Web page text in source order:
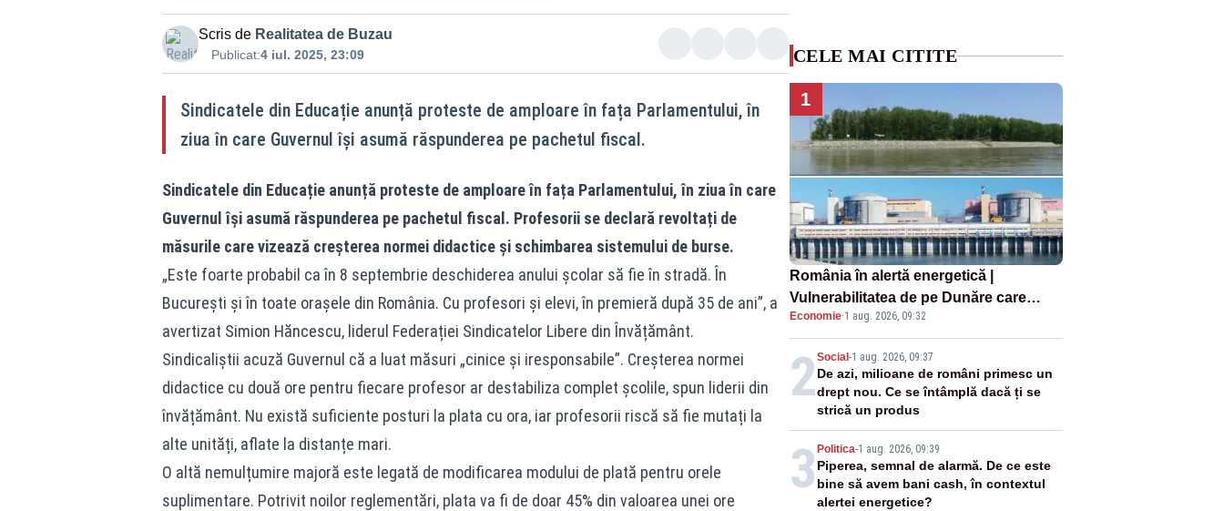
Scris de Realitatea de Buzau
Publicat:4 iul. 2025, 23:09
Sindicatele din Educație anunță proteste de amploare în fața Parlamentului, în
ziua în care Guvernul își asumă răspunderea pe pachetul fiscal.
Sindicatele din Educație anunță proteste de amploare în fața Parlamentului, în ziua în care
Guvernul își asumă răspunderea pe pachetul fiscal. Profesorii se declară revoltați de
măsurile care vizează creșterea normei didactice și schimbarea sistemului de burse.
„Este foarte probabil ca în 8 septembrie deschiderea anului școlar să fie în stradă. În
București și în toate orașele din România. Cu profesori și elevi, în premieră după 35 de ani”, a
avertizat Simion Hăncescu, liderul Federației Sindicatelor Libere din Învățământ.
Sindicaliștii acuză Guvernul că a luat măsuri „cinice și iresponsabile”. Creșterea normei
didactice cu două ore pentru fiecare profesor ar destabiliza complet școlile, spun liderii din
învățământ. Nu există suficiente posturi la plata cu ora, iar profesorii riscă să fie mutați la
alte unități, aflate la distanțe mari.
O altă nemulțumire majoră este legată de modificarea modului de plată pentru orele
suplimentare. Potrivit noilor reglementări, plata va fi de doar 45% din valoarea unei ore
CELE MAI CITITE
1
România în alertă energetică |
Vulnerabilitatea de pe Dunăre care
pune în pericol Centrala Cernavodă era
cunoscută de pe vremea lui Ceaușescu
Economie·1 aug. 2026, 09:32
2Social -1 aug. 2026, 09:37
De azi, milioane de români primesc un
drept nou. Ce se întâmplă dacă ți se
strică un produs
3 Politica-1 aug. 2026, 09:39
Piperea, semnal de alarmă. De ce este
bine să avem bani cash, în contextul
alertei energetice?